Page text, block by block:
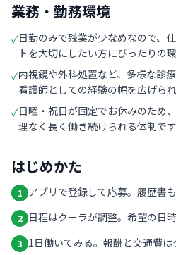
業務・勤務環境
✓日勤のみで残業が少なめなので、
トを大切にしたい方にぴったりの環
✓内視鏡や外科処置など、多様な診
看護師としての経験の幅を広げられ
✓日曜・祝日が固定でお休みのため
理なく長く働き続けられる体制です
はじめかた
1 アプリで登録して応募。履歴書
2 日程はクーラが調整。希望の日
3 1日働いてみる。報酬と交通費